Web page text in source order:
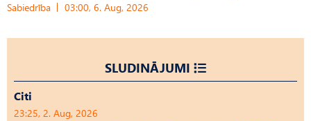
Sabiedrība 03:00, 6. Aug, 2026
SLUDINĀJUMI
Citi
23:25, 2. Aug, 2026